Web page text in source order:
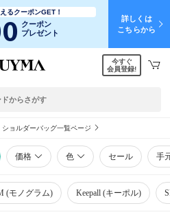
るクーポンGET！
クーポン
プレゼント
詳しくは
こちらから
今すぐ
会員登録!
ショルダーバッグ一覧ページ
価格 色 セール 手
(モノグラム) Keepall (キーポル)